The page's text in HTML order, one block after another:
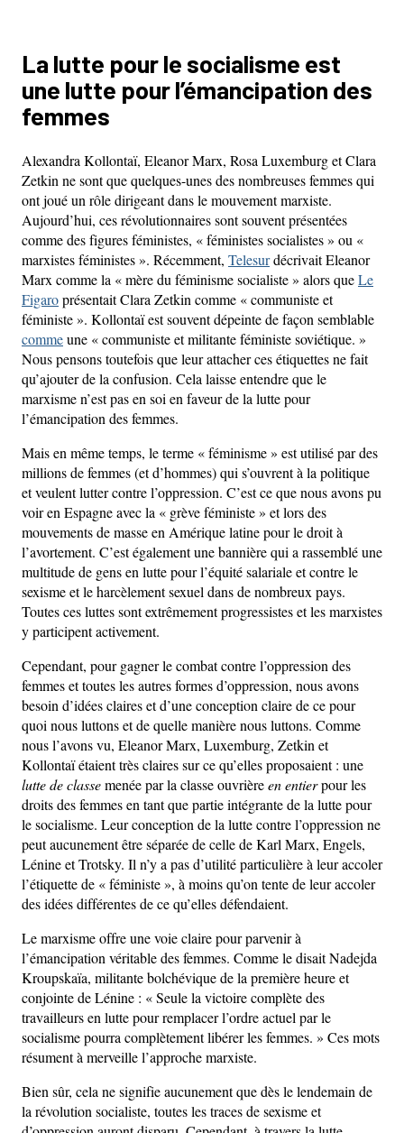
La lutte pour le socialisme est
une lutte pour l’émancipation des
femmes
Alexandra Kollontaï, Eleanor Marx, Rosa Luxemburg et Clara
Zetkin ne sont que quelques-unes des nombreuses femmes qui
ont joué un rôle dirigeant dans le mouvement marxiste.
Aujourd’hui, ces révolutionnaires sont souvent présentées
comme des figures féministes, « féministes socialistes » ou «
marxistes féministes ». Récemment, Telesurdécrivait Eleanor
Marx comme la « mère du féminisme socialiste » alors queLe
Figaroprésentait Clara Zetkin comme « communiste et
féministe ». Kollontaï est souvent dépeinte de façon semblable
commeune « communiste et militante féministe soviétique. »
Nous pensons toutefois que leur attacher ces étiquettes ne fait
qu’ajouter de la confusion. Cela laisse entendre que le
marxisme n’est pas en soi en faveur de la lutte pour
l’émancipation des femmes.
Mais en même temps, le terme « féminisme » est utilisé par des
millions de femmes (et d’hommes) qui s’ouvrent à la politique
et veulent lutter contre l’oppression. C’est ce que nous avons pu
voir en Espagne avec la « grève féministe » et lors des
mouvements de masse en Amérique latine pour le droit à
l’avortement. C’est également une bannière qui a rassemblé une
multitude de gens en lutte pour l’équité salariale et contre le
sexisme et le harcèlement sexuel dans de nombreux pays.
Toutes ces luttes sont extrêmement progressistes et les marxistes
y participent activement.
Cependant, pour gagner le combat contre l’oppression des
femmes et toutes les autres formes d’oppression, nous avons
besoin d’idées claires et d’une conception claire de ce pour
quoi nous luttons et de quelle manière nous luttons. Comme
nous l’avons vu, Eleanor Marx, Luxemburg, Zetkin et
Kollontaï étaient très claires sur ce qu’elles proposaient : une
lutte de classemenée par la classe ouvrièreen entierpour les
droits des femmes en tant que partie intégrante de la lutte pour
le socialisme. Leur conception de la lutte contre l’oppression ne
peut aucunement être séparée de celle de Karl Marx, Engels,
Lénine et Trotsky. Il n’y a pas d’utilité particulière à leur accoler
l’étiquette de « féministe », à moins qu’on tente de leur accoler
des idées différentes de ce qu’elles défendaient.
Le marxisme offre une voie claire pour parvenir à
l’émancipation véritable des femmes. Comme le disait Nadejda
Kroupskaïa, militante bolchévique de la première heure et
conjointe de Lénine : « Seule la victoire complète des
travailleurs en lutte pour remplacer l’ordre actuel par le
socialisme pourra complètement libérer les femmes. » Ces mots
résument à merveille l’approche marxiste.
Bien sûr, cela ne signifie aucunement que dès le lendemain de
la révolution socialiste, toutes les traces de sexisme et